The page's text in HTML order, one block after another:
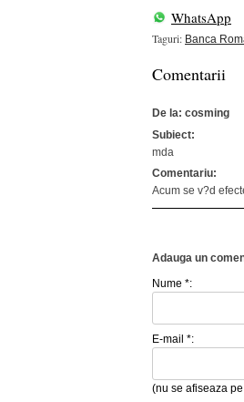
WhatsApp
Taguri: Banca
Comentarii
De la: cosming
Subiect:
mda
Comentariu:
Acum se v?d
Adauga un
Nume *:
E-mail *:
(nu se afiseaza